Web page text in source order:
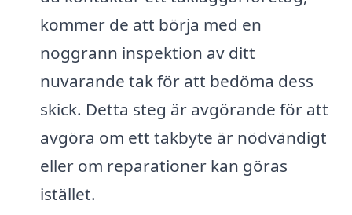
kommer de att börja med en
noggrann inspektion av ditt
nuvarande tak för att bedöma dess
skick. Detta steg är avgörande för att
avgöra om ett takbyte är nödvändigt
eller om reparationer kan göras
istället.